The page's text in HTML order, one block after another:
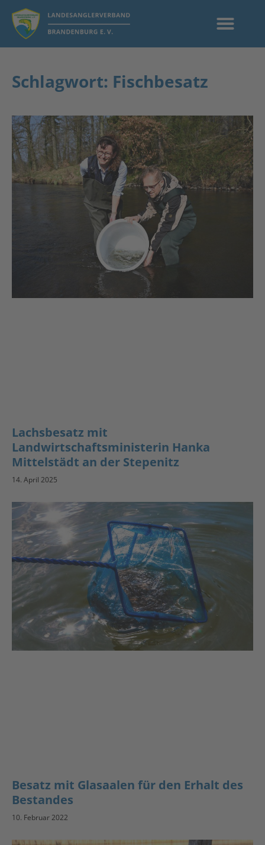
Schlagwort: Fischbesatz
Lachsbesatz mit
Landwirtschaftsministerin Hanka
Mittelstädt an der Stepenitz
14. April 2025
Besatz mit Glasaalen für den Erhalt des
Bestandes
10. Februar 2022